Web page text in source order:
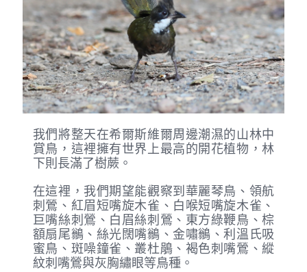
我們將整天在希爾斯維爾周邊潮濕的山林中
賞鳥，這裡擁有世界上最高的開花植物，林
下則長滿了樹蕨。
在這裡，我們期望能觀察到華麗琴鳥、領航
刺鶯、紅眉短嘴旋木雀、白喉短嘴旋木雀、
巨嘴絲刺鶯、白眉絲刺鶯、東方綠鞭鳥、棕
額扇尾鶲、絲光闊嘴鶲、金嘯鶲、利溫氏吸
蜜鳥、斑噪鐘雀、叢杜鵑、褐色刺嘴鶯、縱
紋刺嘴鶯與灰胸繡眼等鳥種。